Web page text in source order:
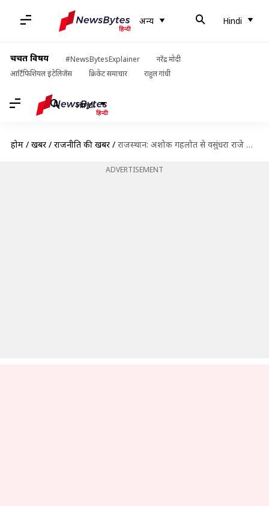
अन्य Hindi
चर्चित विषय #NewsBytesExplainer
नरेंद्र मोदी
आर्टिफिशियल इंटेलिजेंस
क्रिकेट समाचार राहुल गांधी
Hindi
होम / खबरें / राजनीति की खबरें / राजस्थान: अशोक गहलोत से वसुंधरा राजे और बाबा बालकनाथ तक, क्या रहा बड़े चेहरों का हाल?
ADVERTISEMENT